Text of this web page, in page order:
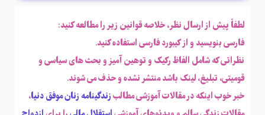
لطفاً پیش از ارسال نظر، خلاصه قوانین زیر را مطالعه کنید:
فارسی بنویسید و از کیبورد فارسی استفاده کنید.
نظراتی که شامل الفاظ رکیک و توهین آمیز و بحث های سیاسی و
قومیتی، تبلیغ، لینک باشد منتشر نشده و حذف می شوند.
خبر خوب اینکه در مقالات آموزشی مطالبزندگینامه زنان موفق دنیا،